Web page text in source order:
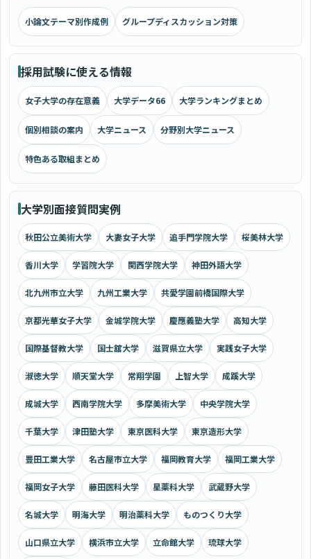
小論文テーマ別作成例 グループディスカッション対策
採用試験に使える情報
女子大学の存在意義 大学データ66 大学ランキングまとめ
個別相談の案内 大学ニュース 分野別大学ニュース
特色ある取組まとめ
大学別面接質問実例
秋田公立美術大学 大妻女子大学 追手門学院大学 桜美林大学
香川大学 学習院大学 関西学院大学 神田外語大学
北九州市立大学 九州工業大学 共愛学園前橋国際大学
京都光華女子大学 金城学院大学 慶應義塾大学 高知大学
国際基督教大学 国士舘大学 滋賀県立大学 実践女子大学
淑徳大学 順天堂大学 常翔学園 上智大学 成蹊大学
成城大学 西南学院大学 多摩美術大学 中央学院大学
千葉大学 津田塾大学 東京医科大学 東京造形大学
豊田工業大学 名古屋市立大学 福岡教育大学 福岡工業大学
福岡女子大学 藤田医科大学 星薬科大学 武蔵野大学
名城大学 明海大学 明治薬科大学 ものつくり大学
山口県立大学 横浜市立大学 立命館大学 琉球大学